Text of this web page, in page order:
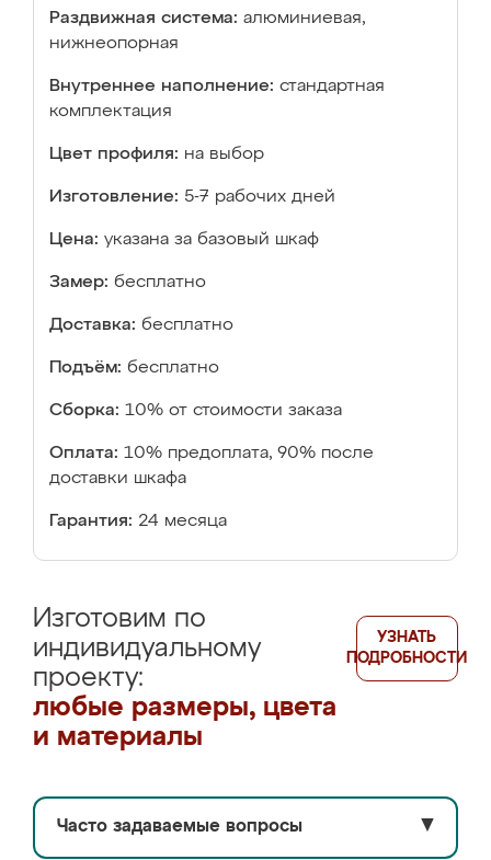
Раздвижная система: алюминиевая,
нижнеопорная
Внутреннее наполнение: стандартная
комплектация
Цвет профиля: на выбор
Изготовление: 5-7 рабочих дней
Цена: указана за базовый шкаф
Замер: бесплатно
Доставка: бесплатно
Подъём: бесплатно
Сборка: 10% от стоимости заказа
Оплата: 10% предоплата, 90% после
доставки шкафа
Гарантия: 24 месяца
Изготовим по
индивидуальному
проекту:
любые размеры, цвета
и материалы
УЗНАТЬ
ПОДРОБНОСТИ
Часто задаваемые вопросы ▼